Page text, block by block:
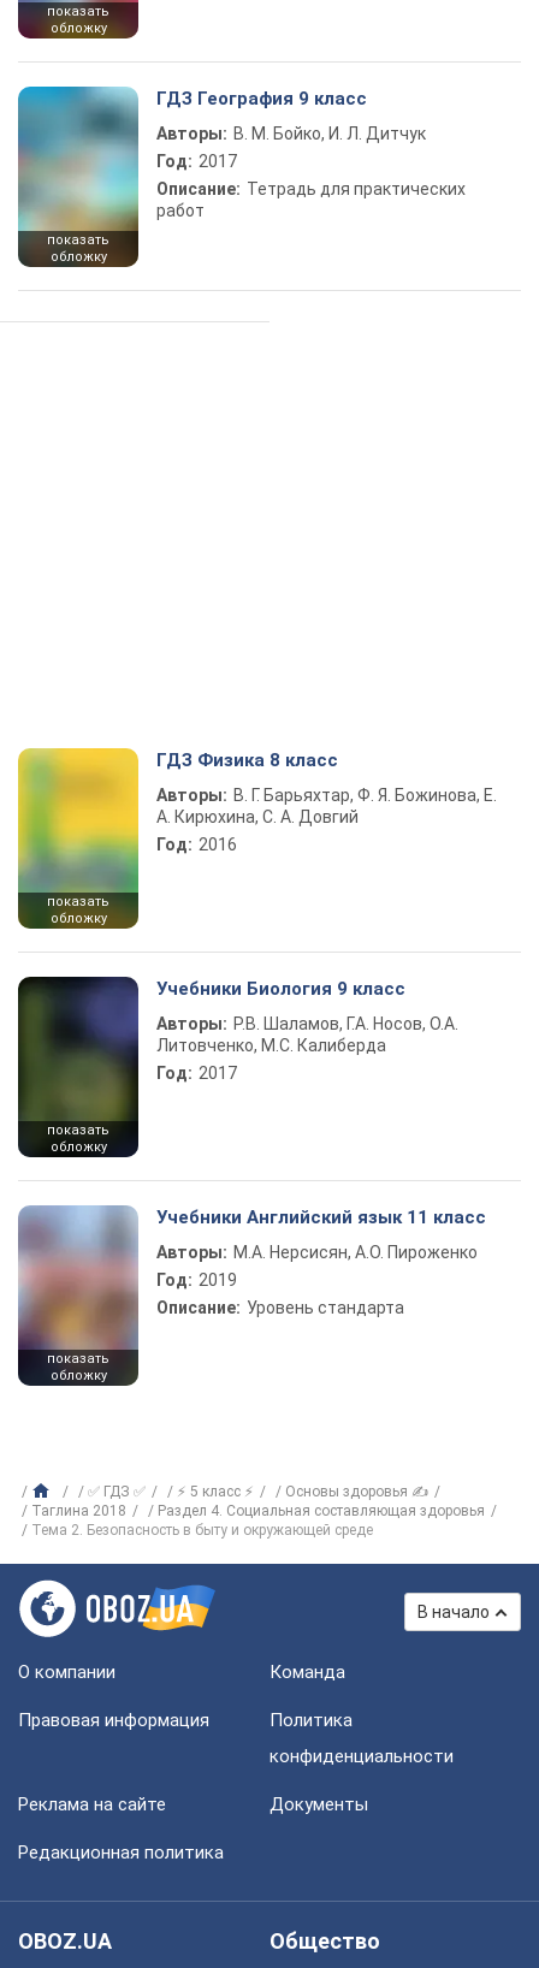
показать
обложку
показать
обложку
ГДЗ География 9 класс
Авторы: В. М. Бойко, И. Л. Дитчук
Год: 2017
Описание: Тетрадь для практических
работ
показать
обложку
ГДЗ Физика 8 класс
Авторы: В. Г. Барьяхтар, Ф. Я. Божинова, Е.
А. Кирюхина, С. А. Довгий
Год: 2016
показать
обложку
Учебники Биология 9 класс
Авторы: Р.В. Шаламов, Г.А. Носов, О.А.
Литовченко, М.С. Калиберда
Год: 2017
показать
обложку
Учебники Английский язык 11 класс
Авторы: М.А. Нерсисян, А.О. Пироженко
Год: 2019
Описание: Уровень стандарта
✅ ГДЗ ✅ ⚡ 5 класс ⚡
Основы здоровья ✍
Таглина 2018
Раздел 4. Социальная составляющая здоровья
Тема 2. Безопасность в быту и окружающей среде
В начало
О компании Команда
Правовая информация
Политика
конфиденциальности
Реклама на сайте Документы
Редакционная политика
OBOZ.UA
Общество